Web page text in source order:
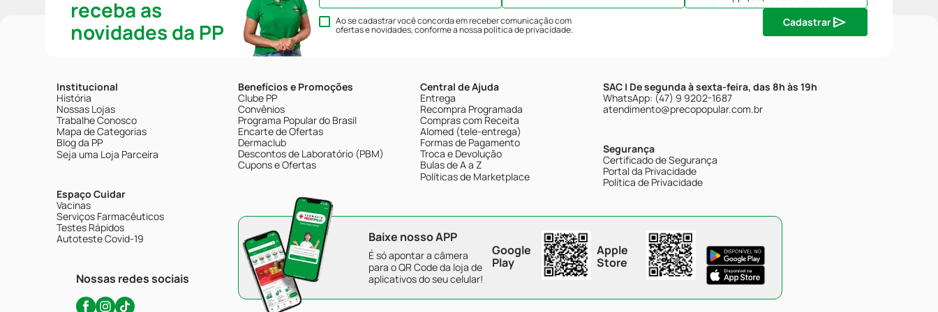
receba as
novidades da PP
Ao se cadastrar você concorda em receber comunicação com
ofertas e novidades, conforme a nossapolítica de privacidade.
Cadastrar
Institucional
História
Nossas Lojas
Trabalhe Conosco
Mapa de Categorias
Blog da PP
Seja uma Loja Parceira
Espaço Cuidar
Vacinas
Serviços Farmacêuticos
Testes Rápidos
Autoteste Covid-19
Nossas redes sociais
Benefícios e Promoções
Clube PP
Convênios
Programa Popular do Brasil
Encarte de Ofertas
Dermaclub
Descontos de Laboratório (PBM)
Cupons e Ofertas
Central de Ajuda
Entrega
Recompra Programada
Compras com Receita
Alomed (tele-entrega)
Formas de Pagamento
Troca e Devolução
Bulas de A a Z
Políticas de Marketplace
SAC | De segunda à sexta-feira, das 8h às 19h
WhatsApp: (47) 9 9202-1687
atendimento@precopopular.com.br
Segurança
Certificado de Segurança
Portal da Privacidade
Política de Privacidade
Baixe nosso APP
É só apontar a câmera
para o QR Code da loja de
aplicativos do seu celular!
Google
Play
Apple
Store